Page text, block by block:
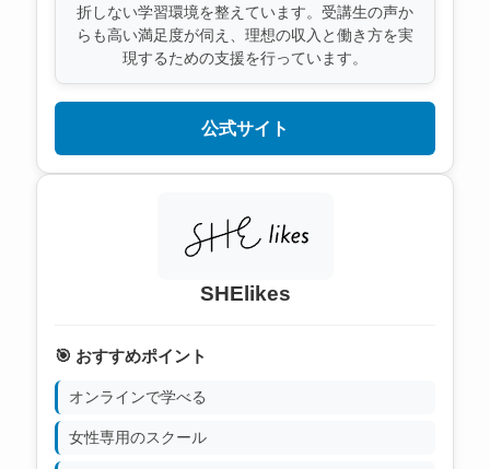
折しない学習環境を整えています。受講生の声か
らも高い満足度が伺え、理想の収入と働き方を実
現するための支援を行っています。
公式サイト
SHElikes
🎯 おすすめポイント
オンラインで学べる
女性専用のスクール